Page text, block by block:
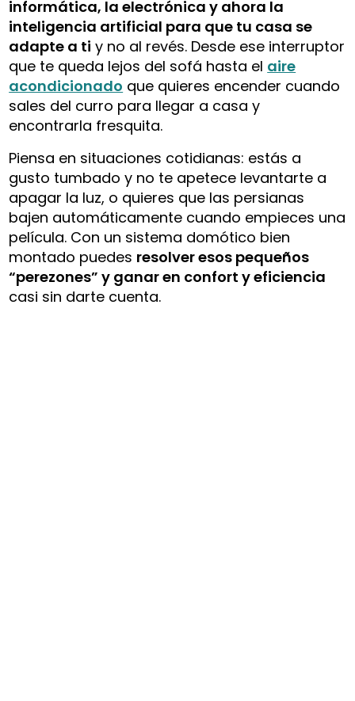
informática, la electrónica y ahora la
inteligencia artificial para que tu casa se
adapte a ti y no al revés. Desde ese interruptor
que te queda lejos del sofá hasta el aire
acondicionado que quieres encender cuando
sales del curro para llegar a casa y
encontrarla fresquita.
Piensa en situaciones cotidianas: estás a
gusto tumbado y no te apetece levantarte a
apagar la luz, o quieres que las persianas
bajen automáticamente cuando empieces una
película. Con un sistema domótico bien
montado puedes resolver esos pequeños
“perezones” y ganar en confort y eficiencia
casi sin darte cuenta.